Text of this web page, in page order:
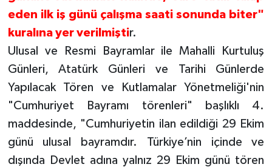
eden ilk iş günü çalışma saati sonunda biter"
kuralına yer verilmiştir.
Ulusal ve Resmi Bayramlar ile Mahalli Kurtuluş
Günleri, Atatürk Günleri ve Tarihi Günlerde
Yapılacak Tören ve Kutlamalar Yönetmeliği'nin
"Cumhuriyet Bayramı törenleri" başlıklı 4.
maddesinde, "Cumhuriyetin ilan edildiği 29 Ekim
günü ulusal bayramdır. Türkiye’nin içinde ve
dışında Devlet adına yalnız 29 Ekim günü tören